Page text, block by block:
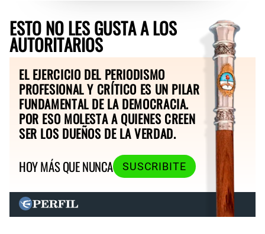
ESTO NO LES GUSTA A LOS
AUTORITARIOS
EL EJERCICIO DEL PERIODISMO
PROFESIONAL Y CRÍTICO ES UN PILAR
FUNDAMENTAL DE LA DEMOCRACIA.
POR ESO MOLESTA A QUIENES CREEN
SER LOS DUEÑOS DE LA VERDAD.
HOY MÁS QUE NUNCA
SUSCRIBITE